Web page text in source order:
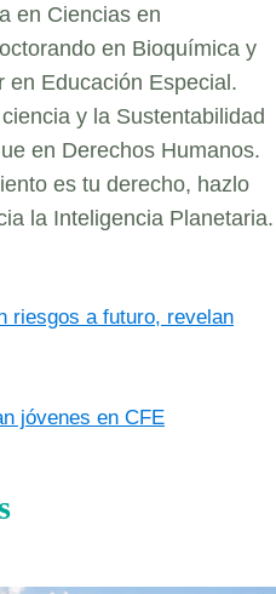
en Ciencias en
en Bioquímica y
en Educación Especial.
y la Sustentabilidad
en Derechos Humanos.
es tu derecho, hazlo
la Inteligencia Planetaria.
riesgos a futuro, revelan
jóvenes en CFE